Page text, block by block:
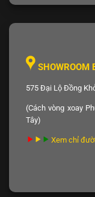
SHOWROOM
575 Đại Lộ Đồng
(Cách vòng xoay
Tây)
Xem chỉ